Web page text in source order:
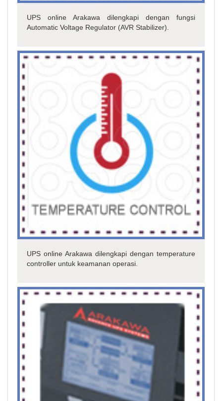
UPS online Arakawa dilengkapi dengan fungsi
Automatic Voltage Regulator (AVR Stabilizer).
UPS online Arakawa dilengkapi dengan temperature
controller untuk keamanan operasi.